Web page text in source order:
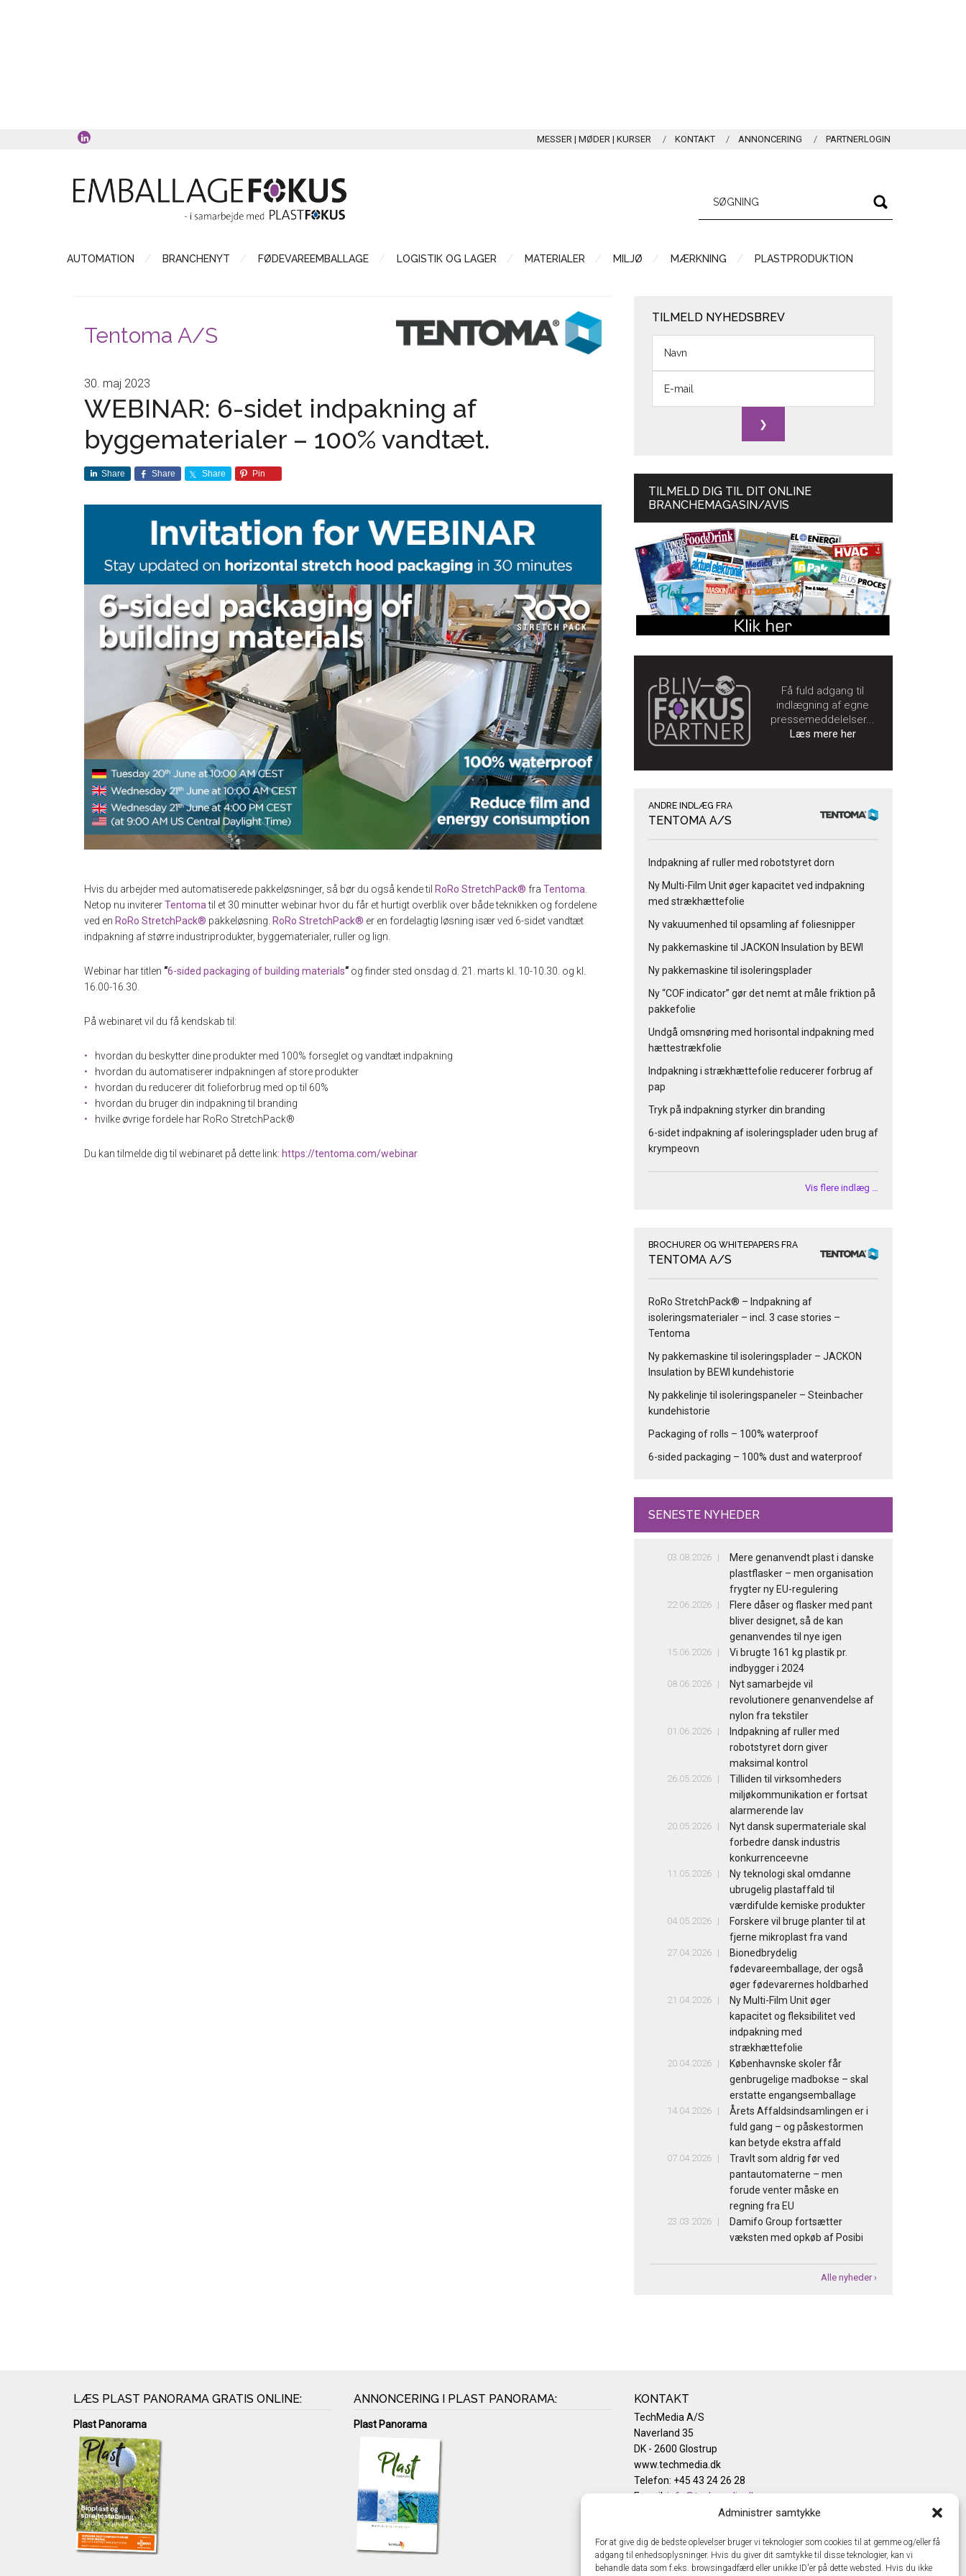
Administrer samtykke
For at give dig de bedste oplevelser bruger vi teknologier som cookies til at gemme og/eller få
adgang til enhedsoplysninger. Hvis du giver dit samtykke til disse teknologier, kan vi
behandle data som f.eks. browsingadfærd eller unikke ID'er på dette websted. Hvis du ikke
MESSER | MØDER | KURSER KONTAKT ANNONCERING PARTNERLOGIN
AUTOMATION BRANCHENYT FØDEVAREEMBALLAGE LOGISTIK OG LAGER MATERIALER MILJØ MÆRKNING PLASTPRODUKTION
Tentoma A/S
30. maj 2023
WEBINAR: 6-sidet indpakning af
byggematerialer – 100% vandtæt.
Share Share Share Pin
Hvis du arbejder med automatiserede pakkeløsninger, så bør du også kende til RoRo StretchPack® fra Tentoma
Netop nu invitererTentomatil et 30 minutter webinar hvor du får et hurtigt overblik over både teknikken og fordelene
ved en RoRo StretchPack® pakkeløsning. RoRo StretchPack® er en fordelagtig løsning især ved 6-sidet vandtæt
indpakning af større industriprodukter, byggematerialer, ruller og lign.
Webinar har titlen “6-sided packaging of building materials“ og finder sted onsdag d. 21. marts kl. 10-10.30. og kl.
16.00-16.30.
På webinaret vil du få kendskab til:
hvordan du beskytter dine produkter med 100% forseglet og vandtæt indpakning
hvordan du automatiserer indpakningen af store produkter
hvordan du reducerer dit folieforbrug med op til 60%
hvordan du bruger din indpakning til branding
hvilke øvrige fordele har RoRo StretchPack®
Du kan tilmelde dig til webinaret på dette link: https://tentoma.com/webinar
TILMELD NYHEDSBREV
TILMELD DIG TIL DIT ONLINE
BRANCHEMAGASIN/AVIS
Få fuld adgang til
indlægning af egne
pressemeddelelser...
Læs mere her
ANDRE INDLÆG FRA
TENTOMA A/S
Indpakning af ruller med robotstyret dorn
Ny Multi-Film Unit øger kapacitet ved indpakning
med strækhættefolie
Ny vakuumenhed til opsamling af foliesnipper
Ny pakkemaskine til JACKON Insulation by BEWI
Ny pakkemaskine til isoleringsplader
Ny “COF indicator” gør det nemt at måle friktion på
pakkefolie
Undgå omsnøring med horisontal indpakning med
hættestrækfolie
Indpakning i strækhættefolie reducerer forbrug af
pap
Tryk på indpakning styrker din branding
6-sidet indpakning af isoleringsplader uden brug af
krympeovn
Vis flere indlæg …
BROCHURER OG WHITEPAPERS FRA
TENTOMA A/S
RoRo StretchPack® – Indpakning af
isoleringsmaterialer – incl. 3 case stories –
Tentoma
Ny pakkemaskine til isoleringsplader – JACKON
Insulation by BEWI kundehistorie
Ny pakkelinje til isoleringspaneler – Steinbacher
kundehistorie
Packaging of rolls – 100% waterproof
6-sided packaging – 100% dust and waterproof
SENESTE NYHEDER
03.08.2026
Mere genanvendt plast i danske
plastflasker – men organisation
frygter ny EU-regulering
22.06.2026
Flere dåser og flasker med pant
bliver designet, så de kan
genanvendes til nye igen
15.06.2026
Vi brugte 161 kg plastik pr.
indbygger i 2024
08.06.2026
Nyt samarbejde vil
revolutionere genanvendelse af
nylon fra tekstiler
01.06.2026
Indpakning af ruller med
robotstyret dorn giver
maksimal kontrol
26.05.2026
Tilliden til virksomheders
miljøkommunikation er fortsat
alarmerende lav
20.05.2026
Nyt dansk supermateriale skal
forbedre dansk industris
konkurrenceevne
11.05.2026
Ny teknologi skal omdanne
ubrugelig plastaffald til
værdifulde kemiske produkter
04.05.2026
Forskere vil bruge planter til at
fjerne mikroplast fra vand
27.04.2026
Bionedbrydelig
fødevareemballage, der også
øger fødevarernes holdbarhed
21.04.2026
Ny Multi-Film Unit øger
kapacitet og fleksibilitet ved
indpakning med
strækhættefolie
20.04.2026
Københavnske skoler får
genbrugelige madbokse – skal
erstatte engangsemballage
14.04.2026
Årets Affaldsindsamlingen er i
fuld gang – og påskestormen
kan betyde ekstra affald
07.04.2026
Travlt som aldrig før ved
pantautomaterne – men
forude venter måske en
regning fra EU
23.03.2026
Damifo Group fortsætter
væksten med opkøb af Posibi
Alle nyheder ›
LÆS PLAST PANORAMA GRATIS ONLINE:
Plast Panorama
ANNONCERING I PLAST PANORAMA:
Plast Panorama
KONTAKT
TechMedia A/S
Naverland 35
DK - 2600 Glostrup
www.techmedia.dk
Telefon: +45 43 24 26 28
E-mail: info@techmedia.dk